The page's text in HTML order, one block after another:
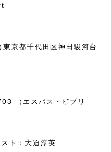
京都千代田区神田駿河台
（エスパス・ビブリ
ト：大迫淳英